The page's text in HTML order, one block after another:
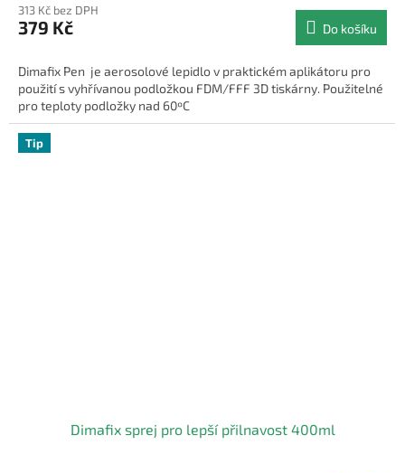
313 Kč bez DPH
379 Kč Do košíku
Dimafix Pen je aerosolové lepidlo v praktickém aplikátoru pro
použití s vyhřívanou podložkou FDM/FFF 3D tiskárny. Použitelné
pro teploty podložky nad 60ºC
Tip
Dimafix sprej pro lepší přilnavost 400ml